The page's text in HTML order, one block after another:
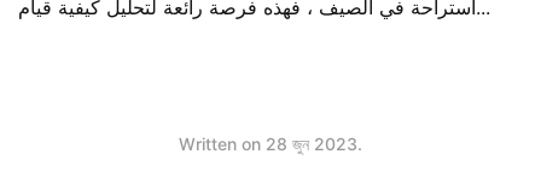
استراحة في الصيف ، فهذه فرصة رائعة لتحليل كيفية قيام...
Written on 28 জুন 2023.